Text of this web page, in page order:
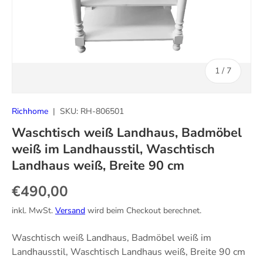
1 / von
7
Richhome | SKU: RH-806501
Waschtisch weiß Landhaus, Badmöbel
weiß im Landhausstil, Waschtisch
Landhaus weiß, Breite 90 cm
Normaler Preis
€490,00
inkl. MwSt. Versand wird beim Checkout berechnet.
Waschtisch weiß Landhaus, Badmöbel weiß im
Landhausstil, Waschtisch Landhaus weiß, Breite 90 cm